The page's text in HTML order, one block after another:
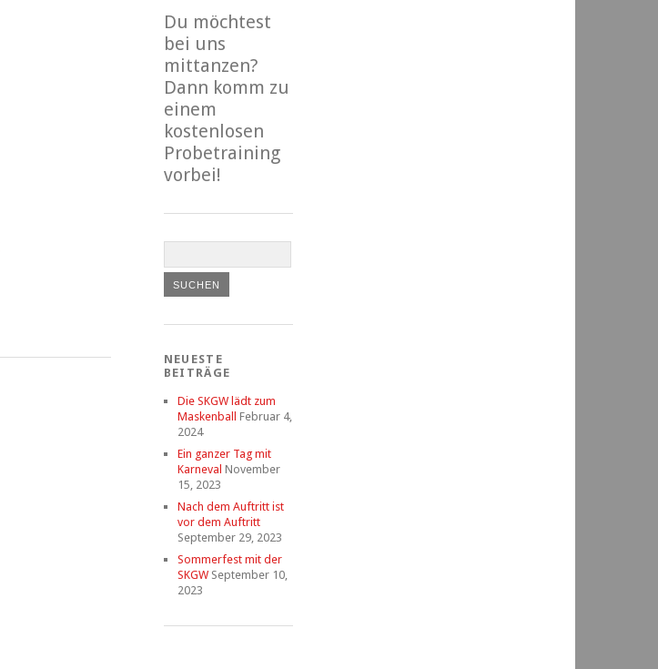
Du möchtest
bei uns
mittanzen?
Dann komm zu
einem
kostenlosen
Probetraining
vorbei!
NEUESTE
BEITRÄGE
Die SKGW lädt zum
Maskenball
Februar 4,
2024
Ein ganzer Tag mit
Karneval November
15, 2023
Nach dem Auftritt ist
vor dem Auftritt
September 29, 2023
Sommerfest mit der
SKGW September 10,
2023